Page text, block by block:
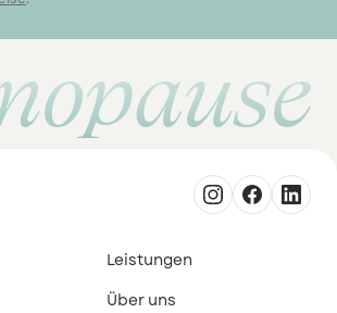
Leistungen
Über uns